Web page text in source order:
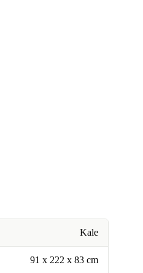
Kale
91 x 222 x 83 cm